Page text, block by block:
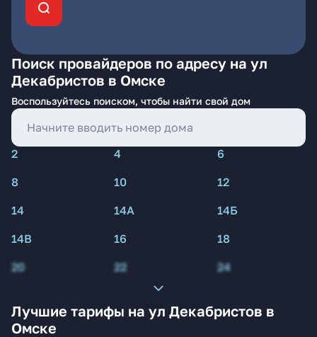
Поиск провайдеров по адресу на ул
Декабристов в Омске
Воспользуйтесь поиском, чтобы найти свой дом
2 4
6
8
10
12
14
14А
14Б
14В
16
18
20
22 24
Лучшие тарифы на ул Декабристов в
Омске